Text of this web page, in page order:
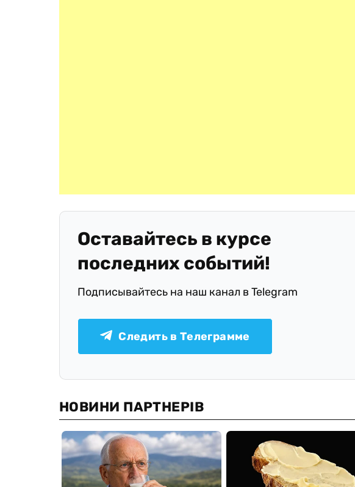
Оставайтесь в курсе
последних событий!
Подписывайтесь на наш канал в Telegram
Следить в Телеграмме